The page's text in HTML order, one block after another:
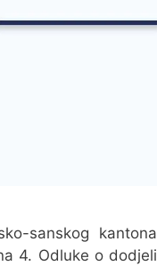
sanskog kantona
4. Odluke o dodjeli